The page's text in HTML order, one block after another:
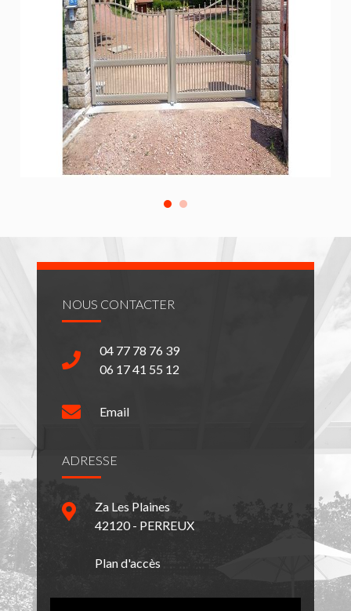
NOUS CONTACTER
04 77 78 76 39
06 17 41 55 12
Email
ADRESSE
Za Les Plaines
42120 - PERREUX
Plan d'accès